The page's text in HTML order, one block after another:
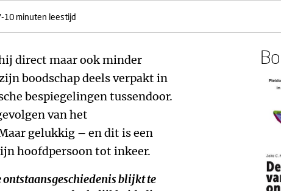
10 minuten leestijd
direct maar ook minder
boodschap deels verpakt in
bespiegelingen tussendoor.
van het
gelukkig – en dit is een
hoofdpersoon tot inkeer.
ontstaansgeschiedenis blijkt te